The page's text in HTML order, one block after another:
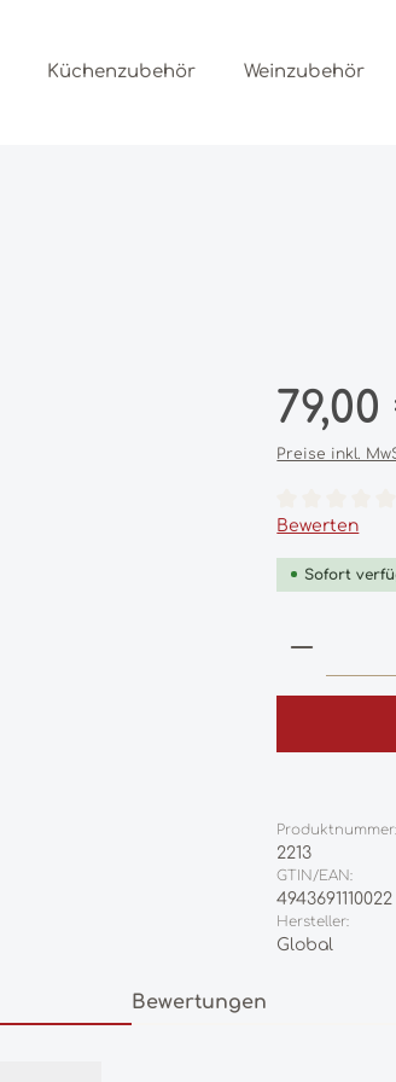
Küchenzubehör Weinzubehör
Regulärer
Preise inkl.
Bewerten
Sofort
Produktnummer:
2213
GTIN/EAN:
4943691110022
Hersteller:
Global
Bewertungen